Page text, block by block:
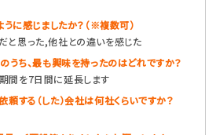
うに感じましたか？（※複数可）
と思った,他社との違いを感じた
うち、最も興味を持ったのはどれですか？
間を7日間に延長します
する（した）会社は何社くらいですか？